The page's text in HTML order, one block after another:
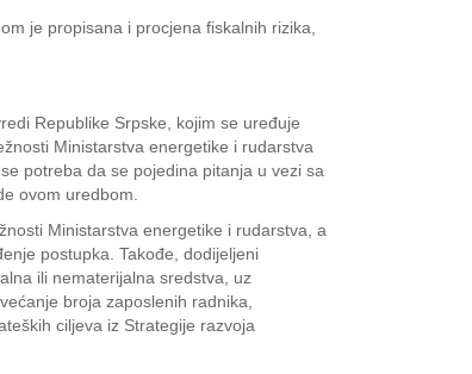
je propisana i procjena fiskalnih rizika,
Republike Srpske, kojim se uređuje
Ministarstva energetike i rudarstva
potreba da se pojedina pitanja u vezi sa
ovom uredbom.
Ministarstva energetike i rudarstva, a
postupka. Takođe, dodijeljeni
ili nematerijalna sredstva, uz
broja zaposlenih radnika,
ciljeva iz Strategije razvoja